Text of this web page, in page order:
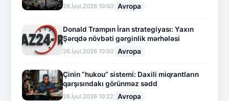
26.İyul.2026 10:50 Avropa
Donald Trampın İran strategiyası: Yaxın
Şərqdə növbəti gərginlik mərhələsi
26.İyul.2026 10:50 Avropa
Çinin “hukou” sistemi: Daxili miqrantların
qarşısındakı görünməz sədd
26.İyul.2026 10:22 Avropa